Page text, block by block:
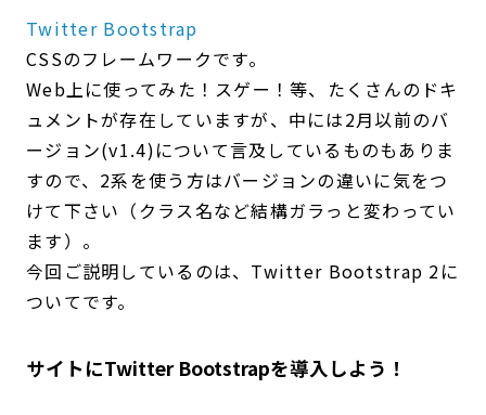
Twitter Bootstrap
CSSのフレームワークです。
Web上に使ってみた！スゲー！等、たくさんのドキ
ュメントが存在していますが、中には2月以前のバ
ージョン(v1.4)について言及しているものもありま
すので、2系を使う方はバージョンの違いに気をつ
けて下さい（クラス名など結構ガラっと変わってい
ます）。
今回ご説明しているのは、Twitter Bootstrap 2に
ついてです。
サイトにTwitter Bootstrapを導入しよう！